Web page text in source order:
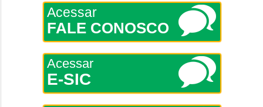
Acessar
FALE CONOSCO
Acessar
E-SIC